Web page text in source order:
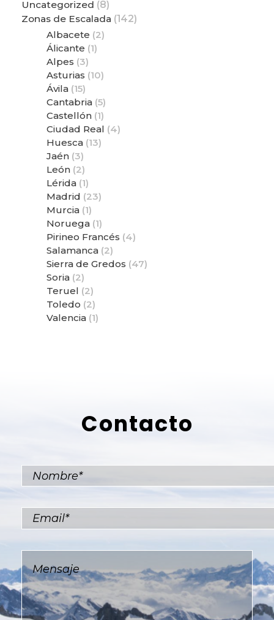
Uncategorized (8)
Zonas de Escalada (142)
Albacete (2)
Álicante (1)
Alpes (3)
Asturias (10)
Ávila(15)
Cantabria(5)
Castellón(1)
Ciudad Real (4)
Huesca(13)
Jaén(3)
León(2)
Lérida(1)
Madrid (23)
Murcia(1)
Noruega(1)
Pirineo Francés (4)
Salamanca(2)
Sierra de Gredos (47)
Soria(2)
Teruel (2)
Toledo (2)
Valencia(1)
Contacto